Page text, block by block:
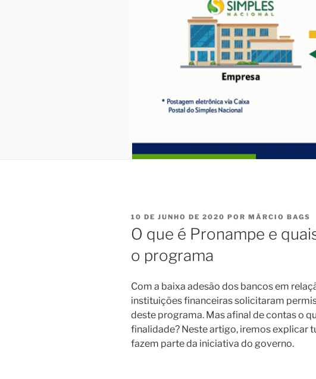
PUBLICADO
EM
10 DE JUNHO DE 2020 POR MÁRCIO BAGS
O que é Pronampe e
o programa
Com a baixa adesão dos bancos em
instituições financeiras solicitaram
deste programa. Mas afinal de contas o
finalidade? Neste artigo, iremos explicar
fazem parte da iniciativa do governo.